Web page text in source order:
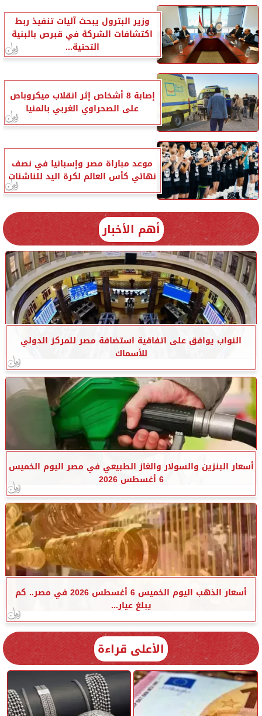
وزير البترول يبحث آليات تنفيذ ربط
اكتشافات الشركة في قبرص بالبنية
التحتية...
إصابة 8 أشخاص إثر انقلاب ميكروباص
على الصحراوي الغربي بالمنيا
موعد مباراة مصر وإسبانيا في نصف
نهائي كأس العالم لكرة اليد للناشئات
أهم الأخبار
النواب يوافق على اتفاقية استضافة مصر للمركز الدولي
للأسماك
أسعار البنزين والسولار والغاز الطبيعي في مصر اليوم الخميس
6 أغسطس 2026
أسعار الذهب اليوم الخميس 6 أغسطس 2026 في مصر.. كم
يبلغ عيار...
الأعلى قراءة